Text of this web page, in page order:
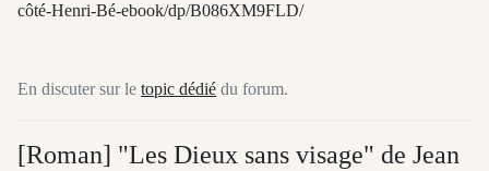
côté-Henri-Bé-ebook/dp/B086XM9FLD/
En discuter sur le topic dédié du forum.
[Roman] "Les Dieux sans visage" de Jean